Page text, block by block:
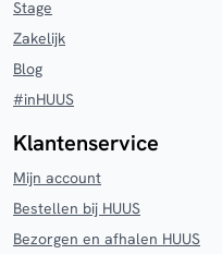
Stage
Zakelijk
Blog
#inHUUS
Klantenservice
Mijn account
Bestellen bij HUUS
Bezorgen en afhalen HUUS